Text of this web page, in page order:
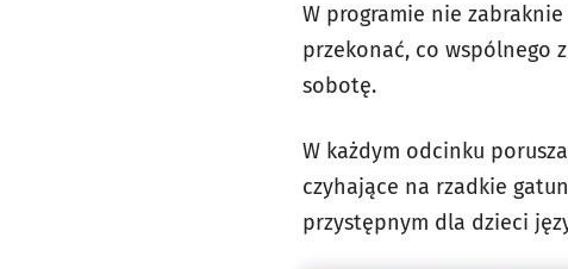
W programie nie
przekonać, co wspólnego
sobotę.
W każdym odcinku
czyhające na rzadkie
przystępnym dla dzieci